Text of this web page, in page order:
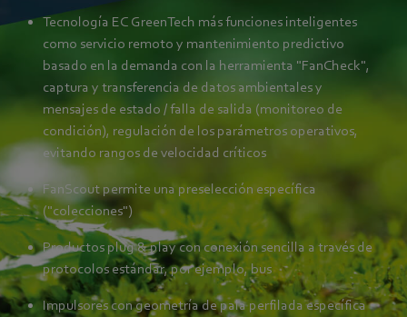
Tecnología EC GreenTech más funciones inteligentes
como servicio remoto y mantenimiento predictivo
basado en la demanda con la herramienta "FanCheck",
captura y transferencia de datos ambientales y
mensajes de estado / falla de salida (monitoreo de
condición), regulación de los parámetros operativos,
evitando rangos de velocidad críticos
FanScout permite una preselección específica
("colecciones")
Productos plug & play con conexión sencilla a través de
protocolos estándar, por ejemplo, bus
Impulsores con geometría de pala perfilada específica